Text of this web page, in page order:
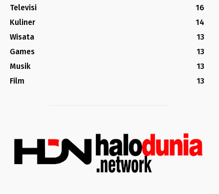
Televisi
16
Kuliner
14
Wisata
13
Games
13
Musik
13
Film
13